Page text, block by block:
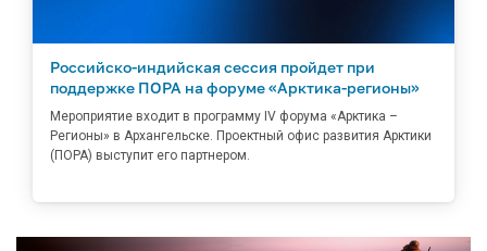
Российско-индийская сессия пройдет при
поддержке ПОРА на форуме «Арктика-регионы»
Мероприятие входит в программу IV форума «Арктика –
Регионы» в Архангельске. Проектный офис развития Арктики
(ПОРА) выступит его партнером.